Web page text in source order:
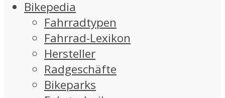
Bikepedia
Fahrradtypen
Fahrrad-Lexikon
Hersteller
Radgeschäfte
Bikeparks